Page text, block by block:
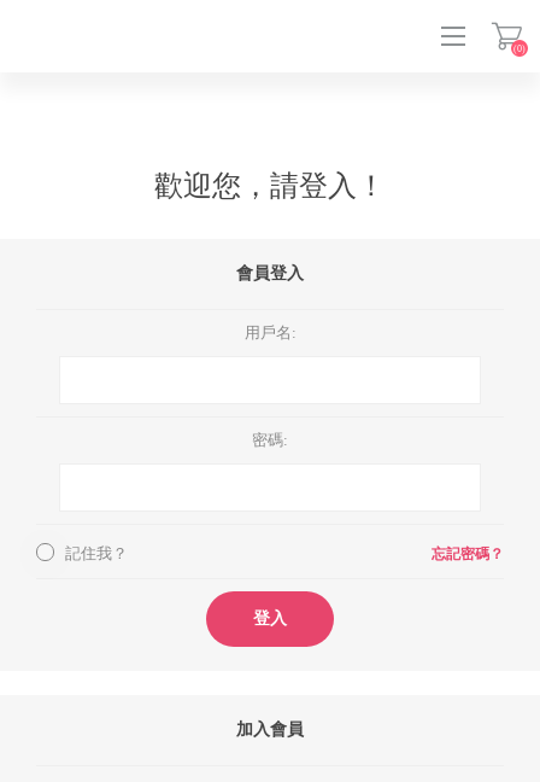
(0)
歡迎您，請登入！
會員登入
用戶名:
密碼:
記住我？ 忘記密碼？
登入
加入會員